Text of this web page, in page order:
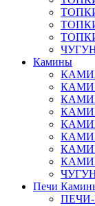
Камины
Печи